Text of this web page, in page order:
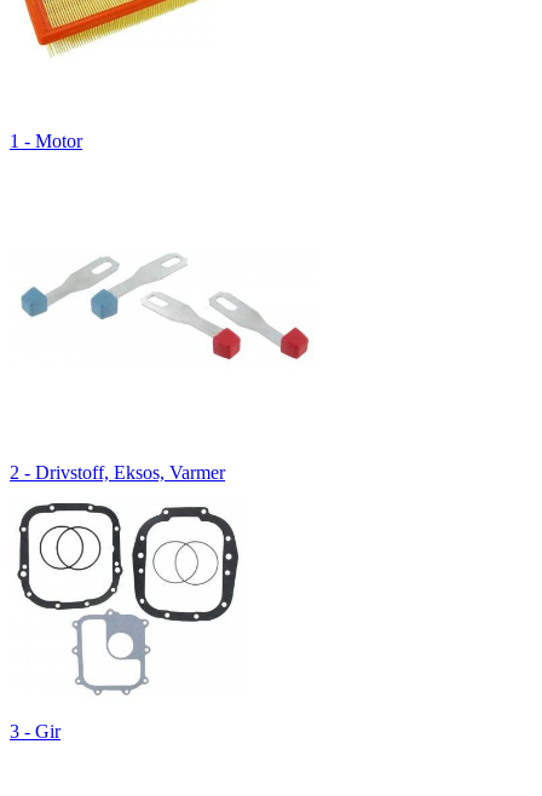
1 - Motor
2 - Drivstoff, Eksos, Varmer
3 - Gir